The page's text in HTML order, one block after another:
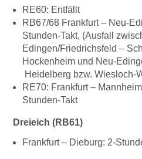
RE60: Entfällt
RB67/68 Frankfurt – Neu-
Stunden-Takt, (Ausfall
Edingen/Friedrichsfeld –
Hockenheim und Neu-
Heidelberg bzw. Wiesloch-
RE70: Frankfurt –
Stunden-Takt
Dreieich (RB61)
Frankfurt – Dieburg: 2-